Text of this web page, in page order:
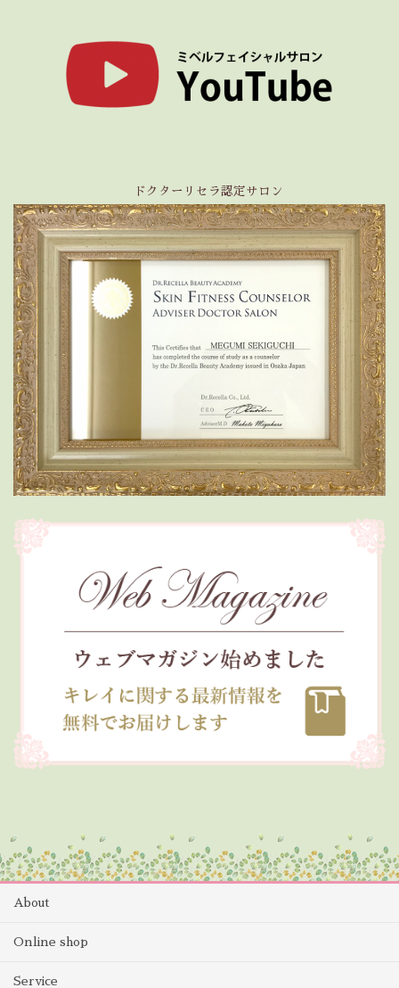
ドクターリセラ認定サロン
About
Online shop
Service